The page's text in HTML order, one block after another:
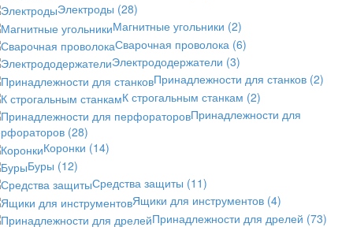
Электроды (28)
Магнитные угольники (2)
Сварочная проволока (6)
Электрододержатели (3)
Принадлежности для станков (2)
К строгальным станкам (2)
Принадлежности для
(28)
Коронки (14)
Буры (12)
Средства защиты (11)
Ящики для инструментов (4)
Принадлежности для дрелей (73)